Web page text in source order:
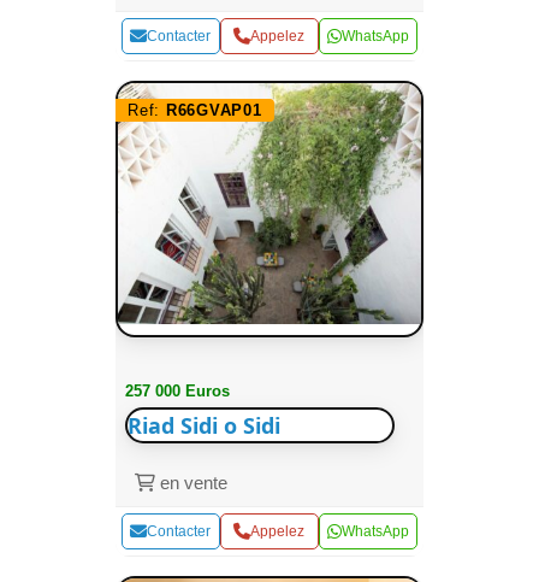
Contacter Appelez WhatsApp
Ref: R66GVAP01
257 000 Euros
Riad Sidi o Sidi
en vente
Contacter Appelez WhatsApp